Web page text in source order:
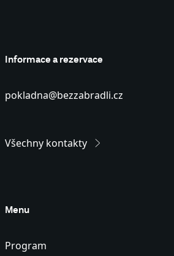
Informace a rezervace
pokladna@bezzabradli.cz
Všechny kontakty
Menu
Program